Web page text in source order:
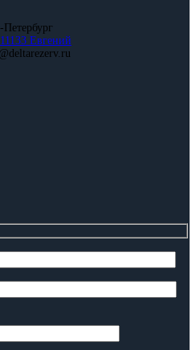
Петербург
Евгений